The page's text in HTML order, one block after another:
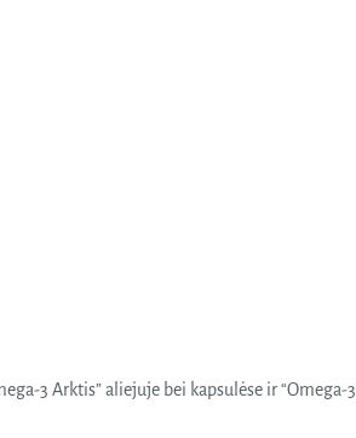
3 Arktis” aliejuje bei kapsulėse ir “Omega-3